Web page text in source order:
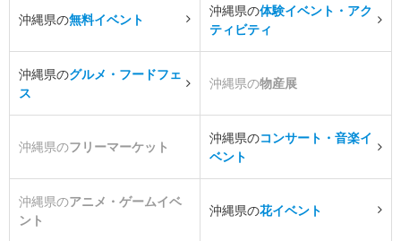
沖縄県の無料イベント
沖縄県の体験イベント・アク
ティビティ
沖縄県のグルメ・フードフェ
ス
沖縄県の物産展
沖縄県のフリーマーケット
沖縄県のコンサート・音楽イ
ベント
沖縄県のアニメ・ゲームイベ
ント
沖縄県の花イベント